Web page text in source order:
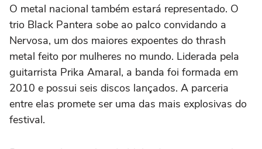
O metal nacional também estará representado. O
trio Black Pantera sobe ao palco convidando a
Nervosa, um dos maiores expoentes do thrash
metal feito por mulheres no mundo. Liderada pela
guitarrista Prika Amaral, a banda foi formada em
2010 e possui seis discos lançados. A parceria
entre elas promete ser uma das mais explosivas do
festival.